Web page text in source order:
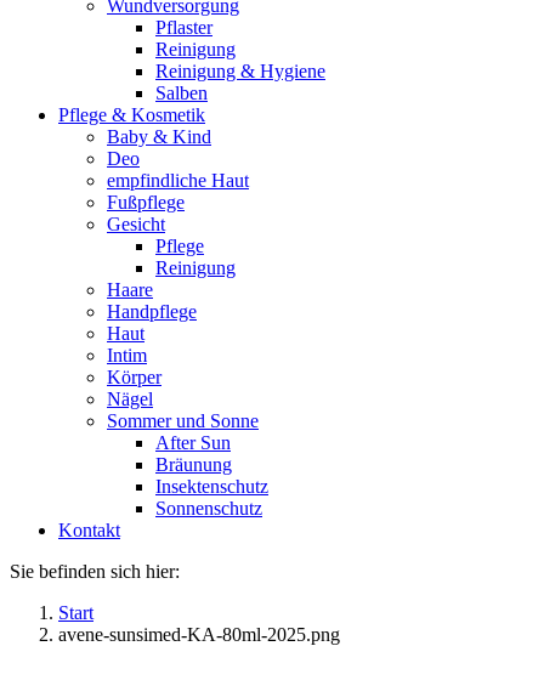
Wundversorgung
Pflaster
Reinigung
Reinigung & Hygiene
Salben
Pflege & Kosmetik
Baby & Kind
Deo
empfindliche Haut
Fußpflege
Gesicht
Pflege
Reinigung
Haare
Handpflege
Haut
Intim
Körper
Nägel
Sommer und Sonne
After Sun
Bräunung
Insektenschutz
Sonnenschutz
Kontakt
Sie befinden sich hier:
Start
avene-sunsimed-KA-80ml-2025.png